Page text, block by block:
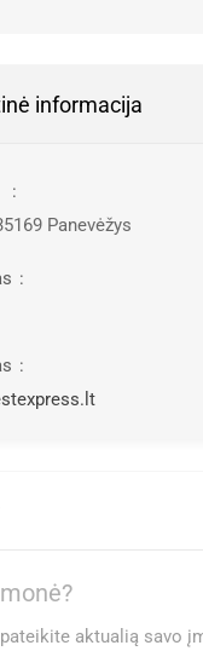
informacija
Panevėžys
aktualią savo